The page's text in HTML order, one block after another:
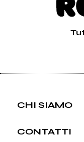
CHI SIAMO
CONTATTI